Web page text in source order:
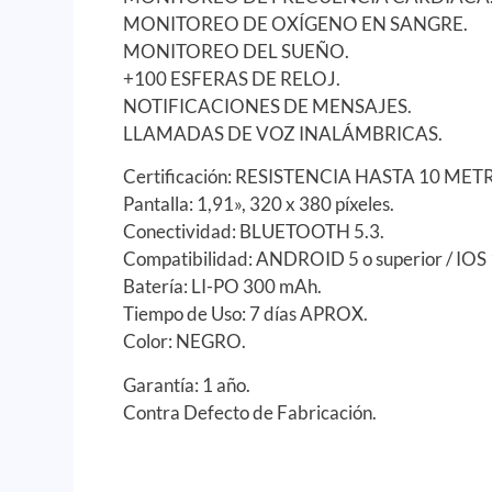
MONITOREO DE OXÍGENO EN SANGRE.
MONITOREO DEL SUEÑO.
+100 ESFERAS DE RELOJ.
NOTIFICACIONES DE MENSAJES.
LLAMADAS DE VOZ INALÁMBRICAS.
Certificación: RESISTENCIA HASTA 10
Pantalla: 1,91», 320 x 380 píxeles.
Conectividad: BLUETOOTH 5.3.
Compatibilidad: ANDROID 5 o superior / IOS
Batería: LI-PO 300 mAh.
Tiempo de Uso: 7 días APROX.
Color: NEGRO.
Garantía: 1 año.
Contra Defecto de Fabricación.